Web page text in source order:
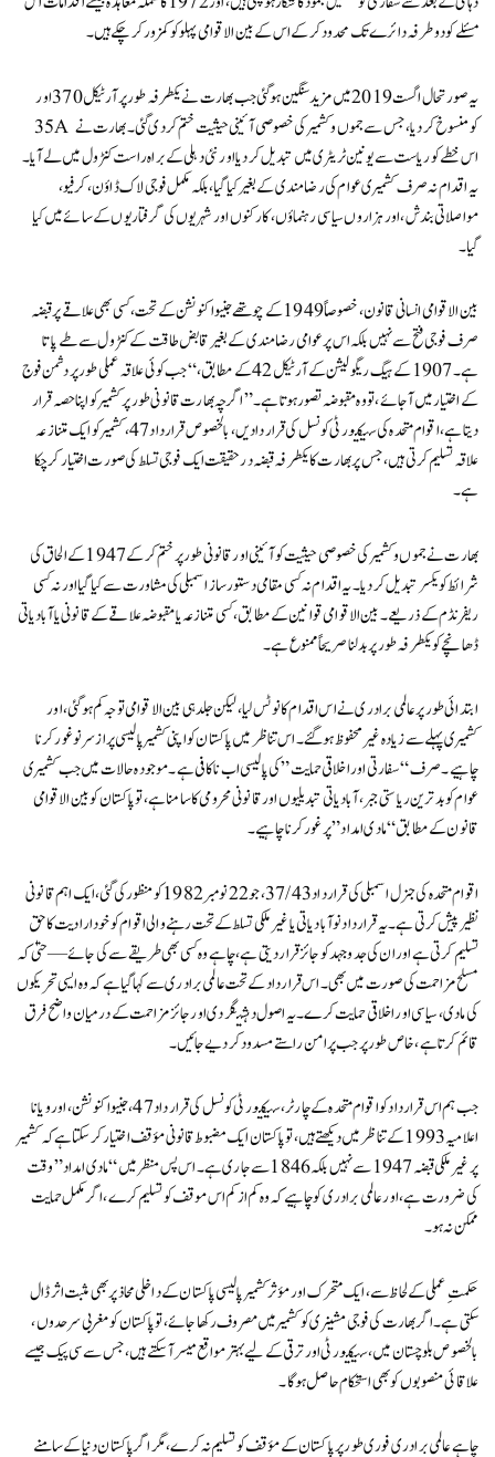
مسئلے کو دو طرفہ دائرے تک محدود کر کے اس کے بین الاقوامی پہلو کو کمزور کر چکے ہیں۔
یہ صورتحال اگست 2019 میں مزید سنگین ہو گئی جب بھارت نے یکطرفہ طور پر آرٹیکل 370 اور
35A کو منسوخ کر دیا، جس سے جموں و کشمیر کی خصوصی آئینی حیثیت ختم کر دی گئی۔ بھارت نے
اس خطے کو ریاست سے یونین ٹریٹری میں تبدیل کر دیا اور نئی دہلی کے براہ راست کنٹرول میں لے آیا۔
یہ اقدام نہ صرف کشمیری عوام کی رضا مندی کے بغیر کیا گیا، بلکہ مکمل فوجی لاک ڈاؤن، کرفیو،
مواصلاتی بندش، اور ہزاروں سیاسی رہنماؤں، کارکنوں اور شہریوں کی گرفتاریوں کے سائے میں کیا
گیا۔
بین الاقوامی انسانی قانون، خصوصاً 1949 کے چوتھے جنیوا کنونشن کے تحت، کسی بھی علاقے پر قبضہ
صرف فوجی فتح سے نہیں بلکہ اس پر عوامی رضامندی کے بغیر قابض طاقت کے کنٹرول سے طے پاتا
ہے۔ 1907 کے ہیگ ریگولیشن کے آرٹیکل 42 کے مطابق، “جب کوئی علاقہ عملی طور پر دشمن فوج
کے اختیار میں آ جائے، تو وہ مقبوضہ تصور ہوتا ہے۔” اگرچہ بھارت قانونی طور پر کشمیر کو اپنا حصہ قرار
دیتا ہے، اقوام متحدہ کی سیکیورٹی کونسل کی قراردادیں، بالخصوص قرارداد 47، کشمیر کو ایک متنازعہ
علاقہ تسلیم کرتی ہیں، جس پر بھارت کا یکطرفہ قبضہ درحقیقت ایک فوجی تسلط کی صورت اختیار کر چکا
ہے۔
بھارت نے جموں و کشمیر کی خصوصی حیثیت کو آئینی اور قانونی طور پر ختم کر کے 1947 کے الحاق کی
شرائط کو یکسر تبدیل کر دیا۔ یہ اقدام نہ کسی مقامی دستور ساز اسمبلی کی مشاورت سے کیا گیا اور نہ کسی
ریفرنڈم کے ذریعے۔ بین الاقوامی قوانین کے مطابق، کسی متنازعہ یا مقبوضہ علاقے کے قانونی یا آبادیاتی
ڈھانچے کو یکطرفہ طور پر بدلنا صریحاً ممنوع ہے۔
ابتدائی طور پر عالمی برادری نے اس اقدام کا نوٹس لیا، لیکن جلد ہی بین الاقوامی توجہ کم ہو گئی، اور
کشمیری پہلے سے زیادہ غیر محفوظ ہو گئے۔ اس تناظر میں پاکستان کو اپنی کشمیر پالیسی پر ازسرنو غور کرنا
چاہیے۔ صرف “سفارتی اور اخلاقی حمایت” کی پالیسی اب ناکافی ہے۔ موجودہ حالات میں جب کشمیری
عوام کو بدترین ریاستی جبر، آبادیاتی تبدیلیوں اور قانونی محرومی کا سامنا ہے، تو پاکستان کو بین الاقوامی
قانون کے مطابق “مادی امداد” پر غور کرنا چاہیے۔
اقوام متحدہ کی جنرل اسمبلی کی قرارداد 37/43، جو 22 نومبر 1982 کو منظور کی گئی، ایک اہم قانونی
نظیر پیش کرتی ہے۔ یہ قرارداد نوآبادیاتی یا غیر ملکی تسلط کے تحت رہنے والی اقوام کو خودارادیت کا حق
تسلیم کرتی ہے اور ان کی جدوجہد کو جائز قرار دیتی ہے، چاہے وہ کسی بھی طریقے سے کی جائے—حتیٰ کہ
مسلح مزاحمت کی صورت میں بھی۔ اس قرارداد کے تحت عالمی برادری سے کہا گیا ہے کہ وہ ایسی تحریکوں
کی مادی، سیاسی اور اخلاقی حمایت کرے۔ یہ اصول دہشتگردی اور جائز مزاحمت کے درمیان واضح فرق
قائم کرتا ہے، خاص طور پر جب پرامن راستے مسدود کر دیے جائیں۔
جب ہم اس قرارداد کو اقوام متحدہ کے چارٹر، سیکیورٹی کونسل کی قرارداد 47، جنیوا کنونشن، اور ویانا
اعلامیہ 1993 کے تناظر میں دیکھتے ہیں، تو پاکستان ایک مضبوط قانونی مؤقف اختیار کر سکتا ہے کہ کشمیر
پر غیر ملکی قبضہ 1947 سے نہیں بلکہ 1846 سے جاری ہے۔ اس پس منظر میں “مادی امداد” وقت
کی ضرورت ہے، اور عالمی برادری کو چاہیے کہ وہ کم از کم اس موقف کو تسلیم کرے، اگر مکمل حمایت
ممکن نہ ہو۔
حکمتِ عملی کے لحاظ سے، ایک متحرک اور مؤثر کشمیر پالیسی پاکستان کے داخلی محاذ پر بھی مثبت اثر ڈال
سکتی ہے۔ اگر بھارت کی فوجی مشینری کو کشمیر میں مصروف رکھا جائے، تو پاکستان کو مغربی سرحدوں،
بالخصوص بلوچستان میں، سیکیورٹی اور ترقی کے لیے بہتر مواقع میسر آ سکتے ہیں، جس سے سی پیک جیسے
علاقائی منصوبوں کو بھی استحکام حاصل ہو گا۔
چاہے عالمی برادری فوری طور پر پاکستان کے مؤقف کو تسلیم نہ کرے، مگر اگر پاکستان دنیا کے سامنے